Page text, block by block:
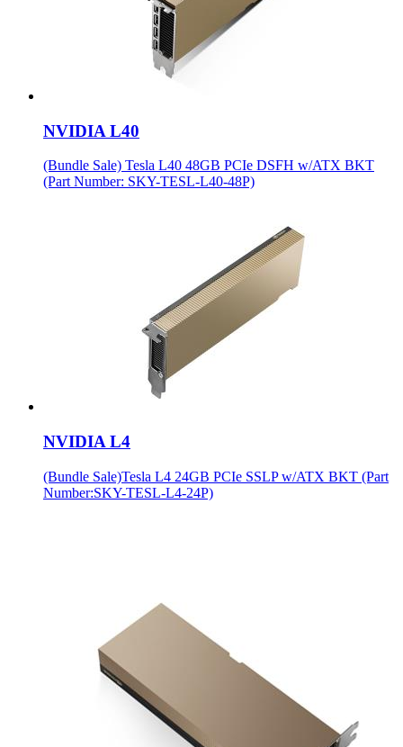
NVIDIA L40
(Bundle Sale) Tesla L40 48GB PCIe DSFH w/ATX BKT
(Part Number: SKY-TESL-L40-48P)
NVIDIA L4
(Bundle Sale)Tesla L4 24GB PCIe SSLP w/ATX BKT (Part
Number:SKY-TESL-L4-24P)